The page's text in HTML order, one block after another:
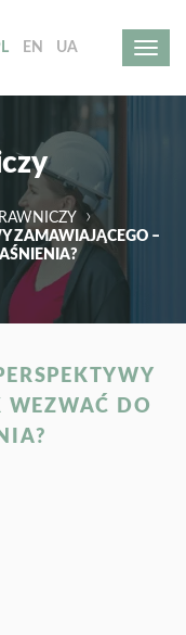
EN UA
ZAMAWIAJĄCEGO –
WEZWAĆ DO